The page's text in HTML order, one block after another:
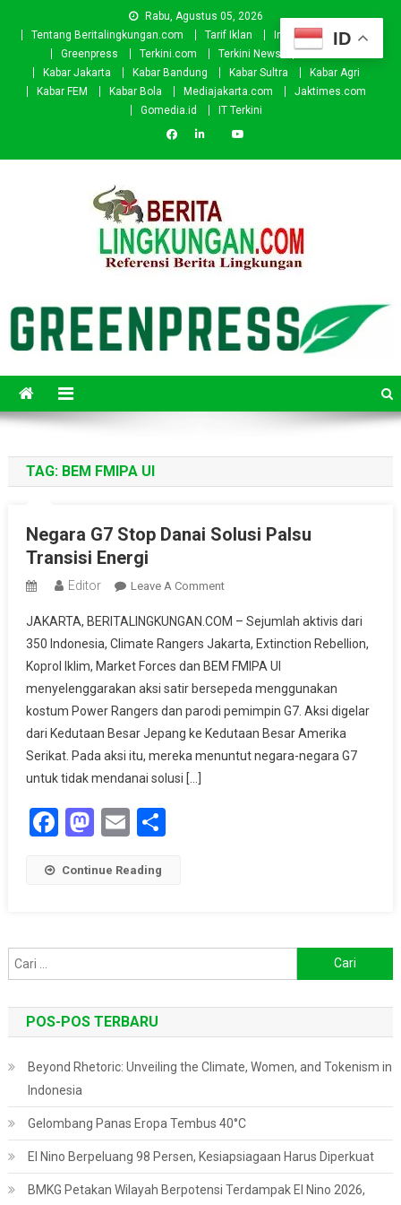
Rabu, Agustus 05, 2026
Tentang Beritalingkungan.com
Tarif Iklan Investor
Donasi
Greenpress
Terkini.com Terkini News
Kabar.id
Kabar Jakarta
Kabar Bandung Kabar Sultra
Kabar Agri
Kabar FEM
Kabar Bola Mediajakarta.com
Jaktimes.com
Gomedia.id
IT Terkini
TAG: BEM FMIPA UI
Negara G7 Stop Danai Solusi Palsu
Transisi Energi
Editor Leave A CommentOn
G7
Stop
Danai
Solusi
Palsu
Transisi
Energi
JAKARTA, BERITALINGKUNGAN.COM – Sejumlah aktivis dari
350 Indonesia, Climate Rangers Jakarta, Extinction Rebellion,
Koprol Iklim, Market Forces dan BEM FMIPA UI
menyelenggarakan aksi satir bersepeda menggunakan
kostum Power Rangers dan parodi pemimpin G7. Aksi digelar
dari Kedutaan Besar Jepang ke Kedutaan Besar Amerika
Serikat. Pada aksi itu, mereka menuntut negara-negara G7
untuk tidak mendanai solusi […]
Facebook
Mastodon
EmailShare
Continue Reading
untuk:
POS-POS TERBARU
Beyond Rhetoric: Unveiling the Climate, Women, and Tokenism in
Indonesia
Gelombang Panas Eropa Tembus 40°C
El Nino Berpeluang 98 Persen, Kesiapsiagaan Harus Diperkuat
BMKG Petakan Wilayah Berpotensi Terdampak El Nino 2026,
ID